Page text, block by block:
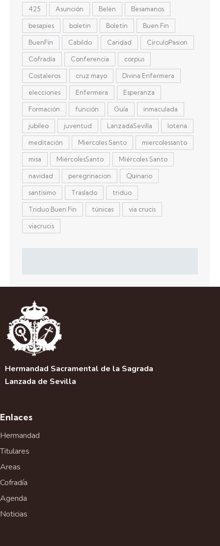
425 Asunción Belén Besamanos
besapies boletin Boletín Buen Fin
BuenFin Cabildo Caridad CirculoPasion
Cofradía Conferencia corpus
Costaleros cruz mayo Divina Enfermera
elecciones Enfermera Esperanza
Formación función Guía inmaculada
jubileo juventud LanzadaSevilla loteria
meditación Miercoles Santo miercolessanto
misa MiércolesSanto Miércoles Santo
navidad peregrinacion Quinario
santísimo Traslado triduo
Triduo Buen Fin túnicas via crucis
viacrucis
Hermandad Sacramental de la Sagrada
Lanzada de Sevilla
Enlaces
Hermandad
Titulares
Areas
Cofradía
Agenda
Noticias